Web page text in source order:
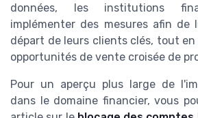
données, les institutions
implémenter des mesures afin de
départ de leurs clients clés, tout
opportunités de vente croisée de
Pour un aperçu plus large de
dans le domaine financier, vous